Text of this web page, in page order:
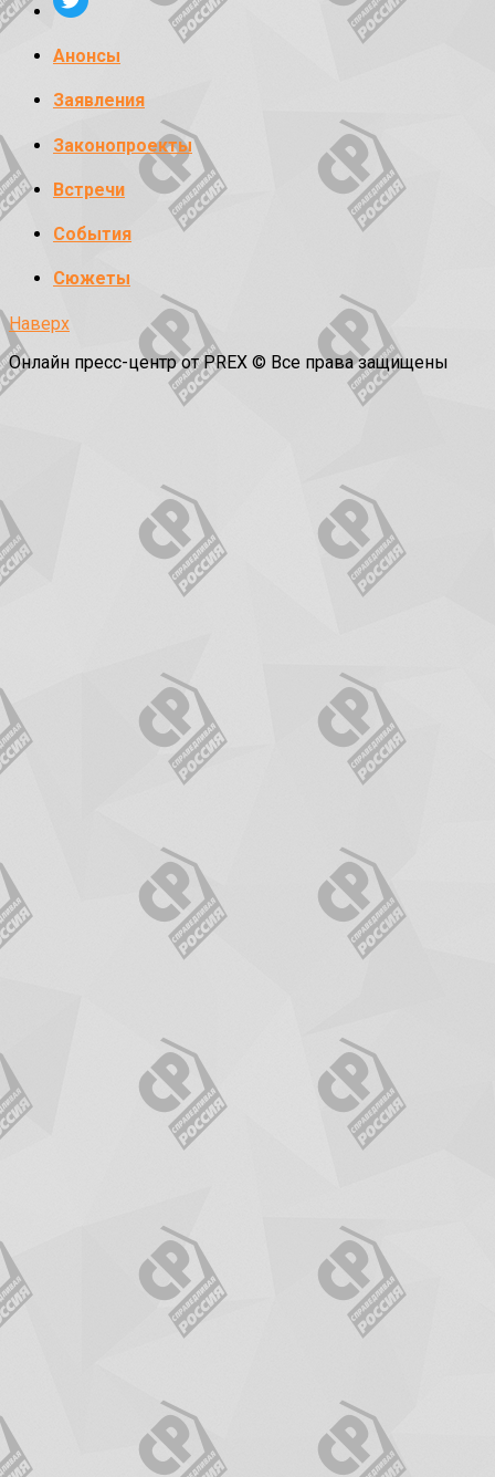
Анонсы
Заявления
Законопроекты
Встречи
События
Сюжеты
Наверх
Онлайн пресс-центр от PREX © Все права защищены